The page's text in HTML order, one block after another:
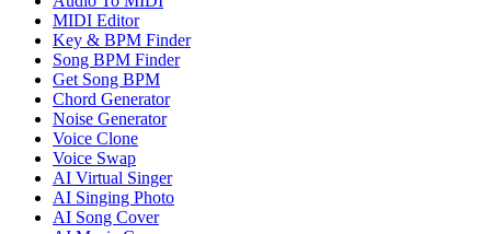
MIDI Editor
Key & BPM Finder
Song BPM Finder
Get Song BPM
Chord Generator
Noise Generator
Voice Clone
Voice Swap
AI Virtual Singer
AI Singing Photo
AI Song Cover